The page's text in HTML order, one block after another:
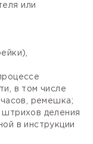
или
в том числе
ремешка;
штрихов деления
в инструкции